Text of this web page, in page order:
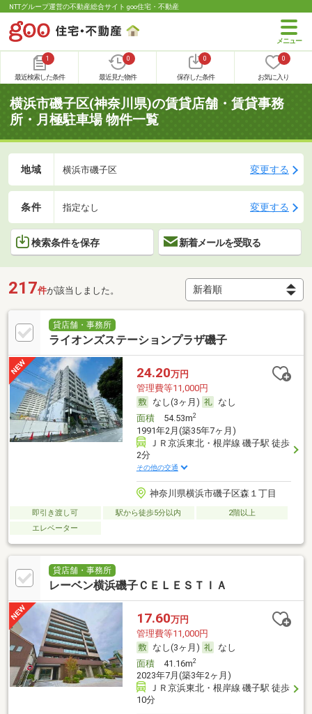
NTTグループ運営の不動産総合サイト goo住宅・不動産
1
最近検索した条件
0
最近見た物件
0
保存した条件
0
お気に入り
横浜市磯子区(神奈川県)の賃貸店舗・賃貸事務
所・月極駐車場 物件一覧
地域 横浜市磯子区 変更する
条件 指定なし 変更する
検索条件を保存 新着メールを受取る
217件が該当しました。
貸店舗・事務所
ライオンズステーションプラザ磯子
24.20万円
管理費等11,000円
なし(3ヶ月)
なし
面積54.53m2
1991年2月(築35年7ヶ月)
ＪＲ京浜東北・根岸線 磯子駅 徒歩
2分
その他の交通
神奈川県横浜市磯子区森１丁目
即引き渡し可 駅から徒歩5分以内
2階以上
エレベーター
貸店舗・事務所
レーベン横浜磯子ＣＥＬＥＳＴＩＡ
17.60万円
管理費等11,000円
なし(3ヶ月)
なし
面積41.16m2
2023年7月(築3年2ヶ月)
ＪＲ京浜東北・根岸線 磯子駅 徒歩
10分